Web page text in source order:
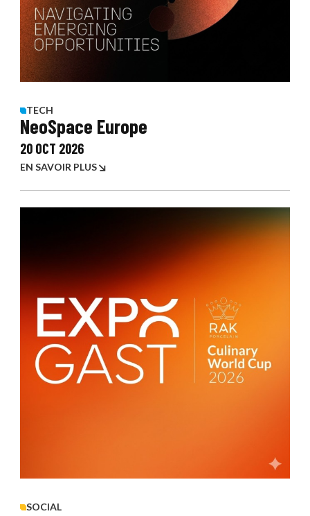
TECH
NeoSpace Europe
20 OCT 2026
EN SAVOIR PLUS
SOCIAL